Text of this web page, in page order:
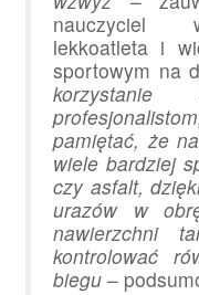
nauczyciel
lekkoatleta i
sportowym na
pamiętać, że
wiele bardziej
czy asfalt,
urazów w
nawierzchni
kontrolować
biegu –